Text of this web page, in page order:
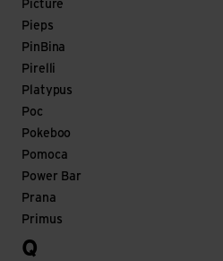
Picture
Pieps
PinBina
Pirelli
Platypus
Poc
Pokeboo
Pomoca
Power Bar
Prana
Primus
Q